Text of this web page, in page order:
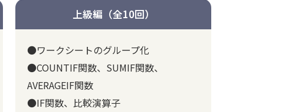
上級編（全10回）
●ワークシートのグループ化
●COUNTIF関数、SUMIF関数、
AVERAGEIF関数
●IF関数、比較演算子